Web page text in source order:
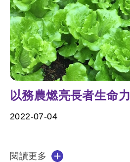
以務農燃亮長者生命力
2022-07-04
閱讀更多